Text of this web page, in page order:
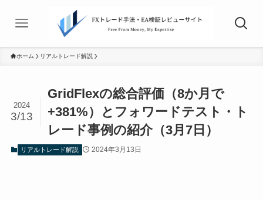
ホーム リアルトレード解説
GridFlexの総合評価（8か月で
+381%）とフォワードテスト・ト
レード事例の紹介（3月7日）
2024
3/13
リアルトレード解説 2024年3月13日